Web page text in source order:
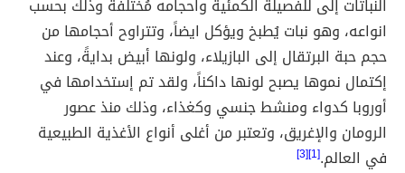
النباتات إلى للفصيلة الكمئية واحجامه مُختلفة وذلك بحسب
انواعه، وهو نبات يُطبخ ويؤكل ايضاً، وتتراوح أحجامها من
حجم حبة البرتقال إلى البازيلاء، ولونها أبيض بدايةً، وعند
إكتمال نموها يصبح لونها داكناً، ولقد تم إستخدامها في
أوروبا كدواء ومنشط جنسي وكغذاء، وذلك منذ عصور
الرومان والإغريق، وتعتبر من أغلى أنواع الأغذية الطبيعية
في العالم.[1][3]